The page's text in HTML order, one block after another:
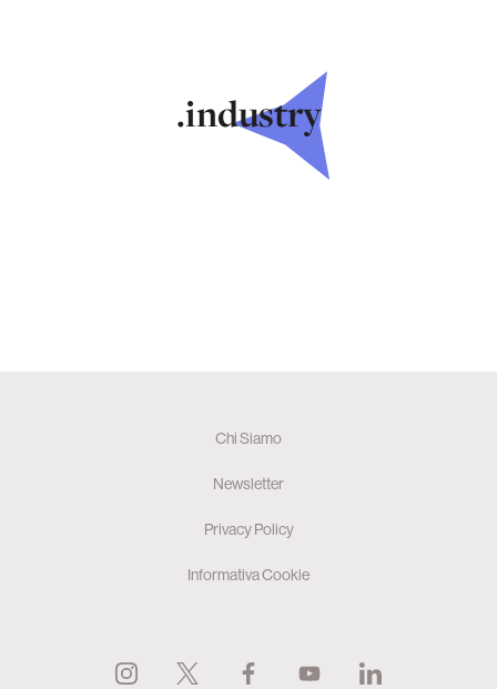
.industry
Chi Siamo
Newsletter
Privacy Policy
Informativa Cookie